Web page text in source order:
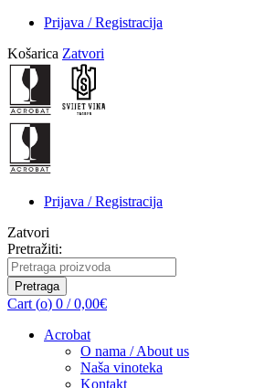
Prijava / Registracija
Košarica Zatvori
Prijava / Registracija
Zatvori
Pretražiti:
Pretraga
Cart (o) 0 / 0,00€
Acrobat
O nama / About us
Naša vinoteka
Kontakt